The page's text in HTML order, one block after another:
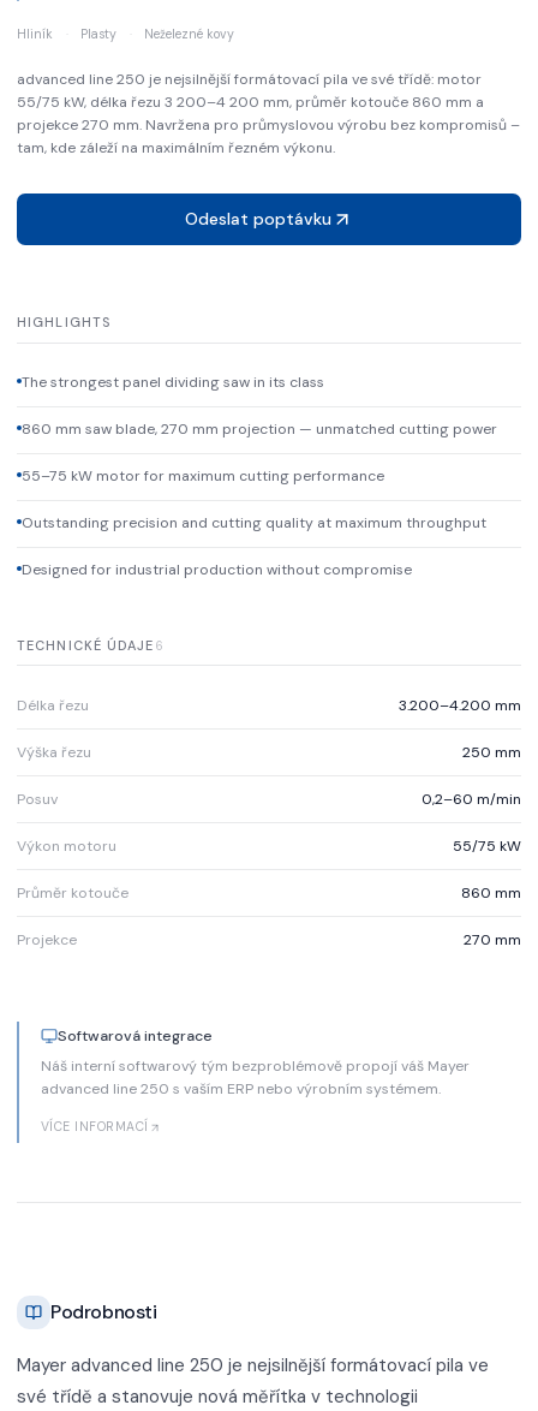
Hliník Plasty Neželezné kovy
advanced line 250 je nejsilnější formátovací pila ve své třídě: motor
55/75 kW, délka řezu 3 200–4 200 mm, průměr kotouče 860 mm a
projekce 270 mm. Navržena pro průmyslovou výrobu bez kompromisů –
tam, kde záleží na maximálním řezném výkonu.
Odeslat poptávku
HIGHLIGHTS
The strongest panel dividing saw in its class
860 mm saw blade, 270 mm projection — unmatched cutting power
55–75 kW motor for maximum cutting performance
Outstanding precision and cutting quality at maximum throughput
Designed for industrial production without compromise
TECHNICKÉ ÚDAJE 6
Délka řezu 3.200–4.200 mm
Výška řezu 250 mm
Posuv 0,2–60 m/min
Výkon motoru 55/75 kW
Průměr kotouče 860 mm
Projekce 270 mm
Softwarová integrace
Náš interní softwarový tým bezproblémově propojí váš Mayer
advanced line 250 s vaším ERP nebo výrobním systémem.
VÍCE INFORMACÍ
Podrobnosti
Mayer advanced line 250 je nejsilnější formátovací pila ve
své třídě a stanovuje nová měřítka v technologii